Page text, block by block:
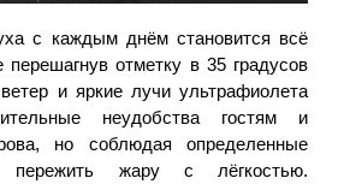
с каждым днём становится всё
отметку в 35 градусов
и яркие лучи ультрафиолета
неудобства гостям и
но соблюдая определенные
пережить жару с лёгкостью.